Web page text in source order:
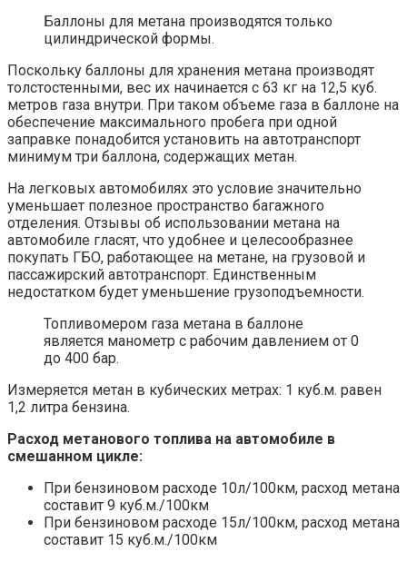
Баллоны для метана производятся только
цилиндрической формы.
Поскольку баллоны для хранения метана производят
толстостенными, вес их начинается с 63 кг на 12,5 куб.
метров газа внутри. При таком объеме газа в баллоне на
обеспечение максимального пробега при одной
заправке понадобится установить на автотранспорт
минимум три баллона, содержащих метан.
На легковых автомобилях это условие значительно
уменьшает полезное пространство багажного
отделения. Отзывы об использовании метана на
автомобиле гласят, что удобнее и целесообразнее
покупать ГБО, работающее на метане, на грузовой и
пассажирский автотранспорт. Единственным
недостатком будет уменьшение грузоподъемности.
Топливомером газа метана в баллоне
является манометр с рабочим давлением от 0
до 400 бар.
Измеряется метан в кубических метрах: 1 куб.м. равен
1,2 литра бензина.
Расход метанового топлива на автомобиле в
смешанном цикле:
При бензиновом расходе 10л/100км, расход метана
составит 9 куб.м./100км
При бензиновом расходе 15л/100км, расход метана
составит 15 куб.м./100км